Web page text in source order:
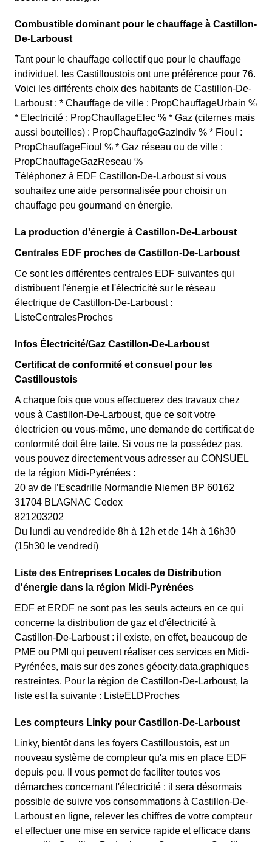
Combustible dominant pour le chauffage à Castillon-
De-Larboust
Tant pour le chauffage collectif que pour le chauffage
individuel, les Castilloustois ont une préférence pour 76.
Voici les différents choix des habitants de Castillon-De-
Larboust : * Chauffage de ville : PropChauffageUrbain %
* Electricité : PropChauffageElec % * Gaz (citernes mais
aussi bouteilles) : PropChauffageGazIndiv % * Fioul :
PropChauffageFioul % * Gaz réseau ou de ville :
PropChauffageGazReseau %
Téléphonez à EDF Castillon-De-Larboust si vous
souhaitez une aide personnalisée pour choisir un
chauffage peu gourmand en énergie.
La production d'énergie à Castillon-De-Larboust
Centrales EDF proches de Castillon-De-Larboust
Ce sont les différentes centrales EDF suivantes qui
distribuent l'énergie et l'électricité sur le réseau
électrique de Castillon-De-Larboust :
ListeCentralesProches
Infos Électricité/Gaz Castillon-De-Larboust
Certificat de conformité et consuel pour les
Castilloustois
A chaque fois que vous effectuerez des travaux chez
vous à Castillon-De-Larboust, que ce soit votre
électricien ou vous-même, une demande de certificat de
conformité doit être faite. Si vous ne la possédez pas,
vous pouvez directement vous adresser au CONSUEL
de la région Midi-Pyrénées :
20 av de l’Escadrille Normandie Niemen BP 60162
31704 BLAGNAC Cedex
821203202
Du lundi au vendredide 8h à 12h et de 14h à 16h30
(15h30 le vendredi)
Liste des Entreprises Locales de Distribution
d'énergie dans la région Midi-Pyrénées
EDF et ERDF ne sont pas les seuls acteurs en ce qui
concerne la distribution de gaz et d'électricité à
Castillon-De-Larboust : il existe, en effet, beaucoup de
PME ou PMI qui peuvent réaliser ces services en Midi-
Pyrénées, mais sur des zones géocity.data.graphiques
restreintes. Pour la région de Castillon-De-Larboust, la
liste est la suivante : ListeELDProches
Les compteurs Linky pour Castillon-De-Larboust
Linky, bientôt dans les foyers Castilloustois, est un
nouveau système de compteur qu'a mis en place EDF
depuis peu. Il vous permet de faciliter toutes vos
démarches concernant l'électricité : il sera désormais
possible de suivre vos consommations à Castillon-De-
Larboust en ligne, relever les chiffres de votre compteur
et effectuer une mise en service rapide et efficace dans